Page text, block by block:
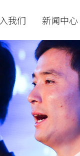
我们 新闻中心